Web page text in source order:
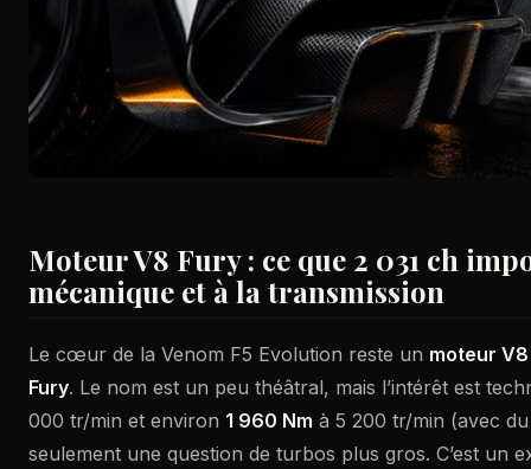
Moteur V8 Fury : ce que 2 031 ch
mécanique et à la transmission
Le cœur de la Venom F5 Evolution reste un moteur V8
Fury. Le nom est un peu théâtral, mais l’intérêt est
000 tr/min et environ 1 960 Nm à 5 200 tr/min (avec
seulement une question de turbos plus gros. C’est un